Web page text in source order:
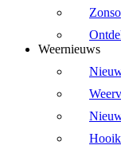
Weernieuws